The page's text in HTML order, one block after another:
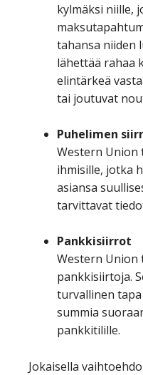
kylmäksi niille,
tahansa niiden
lähettää rahaa
elintärkeä
tai joutuvat
Puhelimen
Western Union
ihmisille, jotka
asiansa
tarvittavat
Pankkisiirrot
Western Union
pankkisiirtoja.
turvallinen
summia
pankkitilille.
Jokaisella